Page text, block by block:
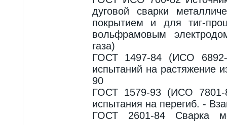
дуговой сварки
покрытием и для тиг-
вольфрамовым
газа)
ГОСТ 1497-84 (ИСО
испытаний на
90
ГОСТ 1579-93 (ИСО 7801-
испытания на перегиб. -
ГОСТ 2601-84 Сварка